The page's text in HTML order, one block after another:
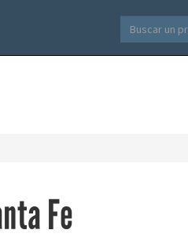
Fe